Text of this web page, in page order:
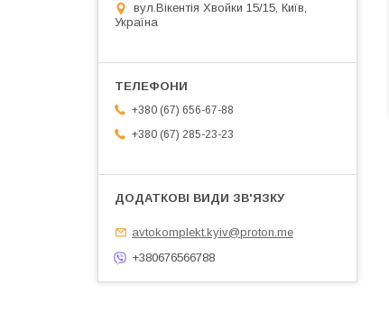
вул.Вікентія Хвойки 15/15, Київ,
Україна
+380 (67) 656-67-88
+380 (67) 285-23-23
avtokomplekt.kyiv@proton.me
+380676566788